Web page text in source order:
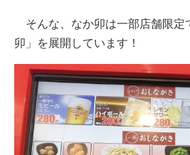
そんな、なか卯は一部店舗限定
卯」を展開しています！